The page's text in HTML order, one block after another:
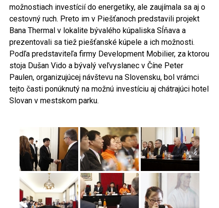
možnostiach investícií do energetiky, ale zaujímala sa aj o
cestovný ruch. Preto im v Piešťanoch predstavili projekt
Bana Thermal v lokalite bývalého kúpaliska Sĺňava a
prezentovali sa tiež piešťanské kúpele a ich možnosti.
Podľa predstaviteľa firmy Development Mobilier, za ktorou
stoja Dušan Vido a bývalý veľvyslanec v Číne Peter
Paulen, organizujúcej návštevu na Slovensku, bol vrámci
tejto časti ponúknutý na možnú investíciu aj chátrajúci hotel
Slovan v mestskom parku.